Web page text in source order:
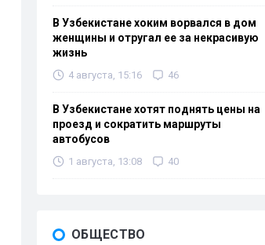
В Узбекистане хоким ворвался в дом
женщины и отругал ее за некрасивую
жизнь
4 августа, 15:16 46
В Узбекистане хотят поднять цены на
проезд и сократить маршруты
автобусов
1 августа, 13:08 40
ОБЩЕСТВО